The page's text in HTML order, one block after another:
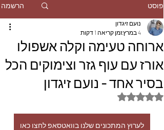
פוסט הרשמה
ארוחה טעימה וקלה אשפולו
אורז עם עוף גזר וצימוקים הכל
בסיר אחד - נועם זיגדון
נועם זיגדון
4 במרץ
זמן קריאה 1 דקות
דירוג של NaN מתוך 5 כוכבים
לערוץ המתכונים שלנו בוואטסאפ לחצו כאו